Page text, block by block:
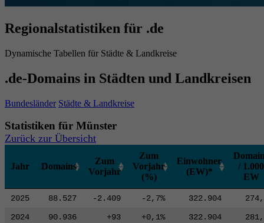
Regionalstatistiken für .de
Dynamische Tabellen für Städte & Landkreise
.de-Domains in Städten und Landkreisen
Bundesländer Städte & Landkreise
Statistiken für Münster
Zurück zur Übersicht
Jahr Domains
Zum
Vorjahr
Zum
Vorjahr
(%)
Einwohner
(EW)*
/ 1.000
EW
2025 88.527 -2.409 -2,7% 322.904
2024
90.936 +93 +0,1% 322.904